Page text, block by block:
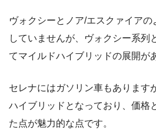
ヴォクシーとノア/エスクァイア
していませんが、ヴォクシー系列
てマイルドハイブリッドの展開が
セレナにはガソリン車もあります
ハイブリッドとなっており、価格
た点が魅力的な点です。